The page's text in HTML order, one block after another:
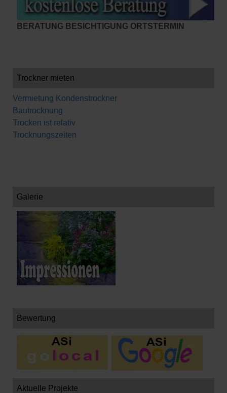
BERATUNG BESICHTIGUNG ORTSTERMIN
Trockner mieten
Vermietung Kondenstrockner
Bautrocknung
Trocken ist relativ
Trocknungszeiten
Galerie
Bewertung
Aktuelle Projekte